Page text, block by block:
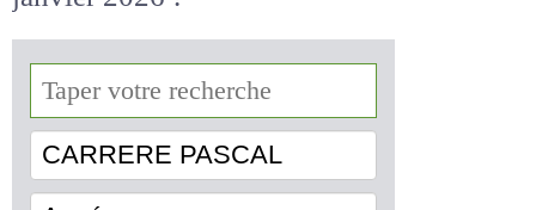
de janvier 2026 !
CARRERE PASCAL